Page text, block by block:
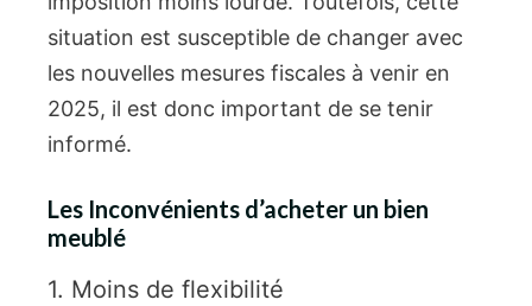
situation est susceptible de changer avec
les nouvelles mesures fiscales à venir en
2025, il est donc important de se tenir
informé.
Les Inconvénients d’acheter un bien
meublé
1. Moins de flexibilité